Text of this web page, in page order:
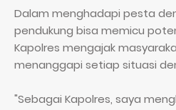
Dalam menghadapi pesta
pendukung bisa memicu
Kapolres mengajak
menanggapi setiap situasi
"Sebagai Kapolres, saya